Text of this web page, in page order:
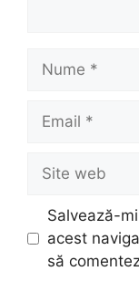
web
Salvează-
acest
să